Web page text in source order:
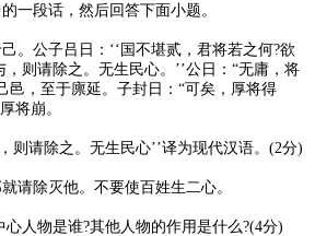
一段话，然后回答下面小题。
。公子吕日：‘‘国不堪贰，君将若之何?欲
则请除之。无生民心。’’公日：“无庸，将
邑，至于廪延。子封日：“可矣，厚将得
将崩。
则请除之。无生民心’’译为现代汉语。(2分)
请除灭他。不要使百姓生二心。
人物是谁?其他人物的作用是什么?(4分)